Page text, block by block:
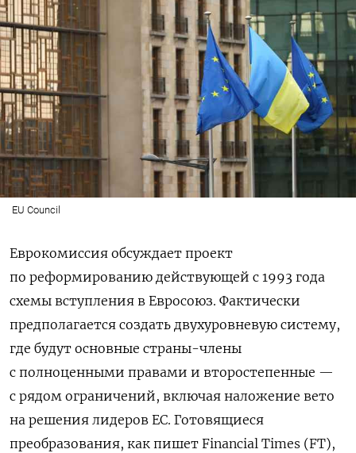
EU Council
Еврокомиссия обсуждает проект
по реформированию действующей с 1993 года
схемы вступления в Евросоюз. Фактически
предполагается создать двухуровневую систему,
где будут основные страны-члены
с полноценными правами и второстепенные —
с рядом ограничений, включая наложение вето
на решения лидеров ЕС. Готовящиеся
преобразования, как пишет Financial Times (FT),